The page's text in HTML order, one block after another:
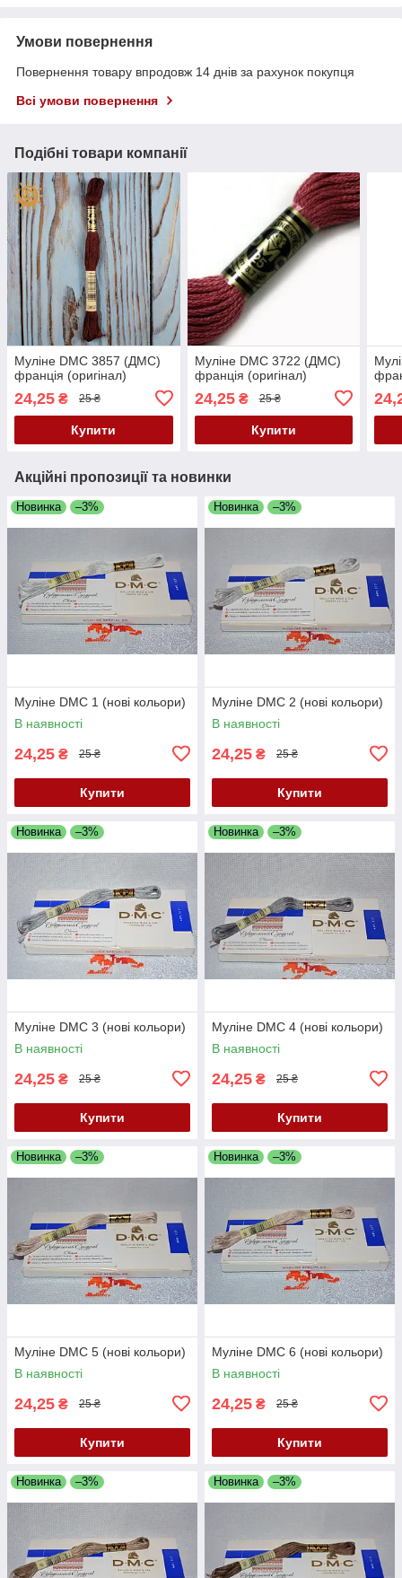
Умови повернення
Повернення товару впродовж 14 днів за рахунок покупця
Всі умови повернення
Подібні товари компанії
Муліне DMC 3857 (ДМС)
франція (оригінал)
24,25 ₴ 25 ₴
Купити
Муліне DMC 3722 (ДМС)
франція (оригінал)
24,25₴ 25 ₴
Купити
Акційні пропозиції та новинки
Новинка –3%
Муліне DMC 1 (нові кольори)
В наявності
24,25 ₴ 25 ₴
Купити
Новинка –3%
Муліне DMC 2 (нові кольори)
В наявності
24,25 ₴ 25 ₴
Купити
Новинка –3%
Муліне DMC 3 (нові кольори)
В наявності
24,25 ₴ 25 ₴
Купити
Новинка –3%
Муліне DMC 4 (нові кольори)
В наявності
24,25 ₴ 25 ₴
Купити
Новинка –3%
Муліне DMC 5 (нові кольори)
В наявності
24,25 ₴ 25 ₴
Купити
Новинка –3%
Муліне DMC 6 (нові кольори)
В наявності
24,25 ₴ 25 ₴
Купити
Новинка –3% Новинка –3%